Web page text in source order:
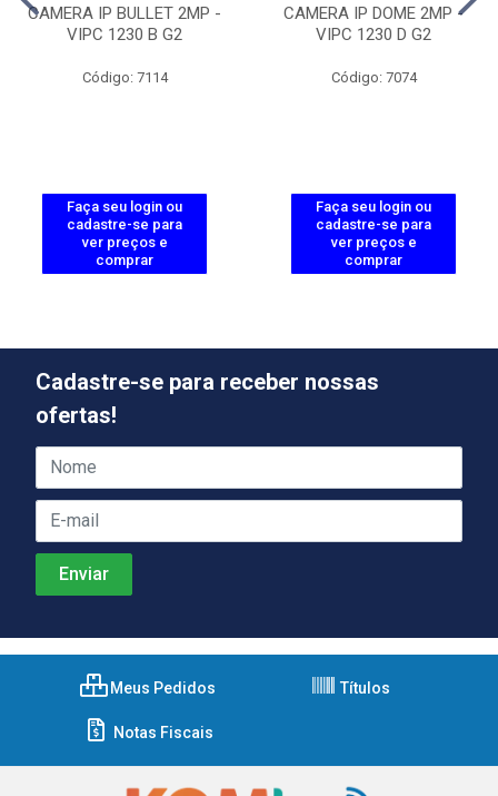
CAMERA IP BULLET 2MP -
VIPC 1230 B G2
Código: 7114
Faça seu login ou
cadastre-se para
ver preços e
comprar
CAMERA IP DOME 2MP -
VIPC 1230 D G2
Código: 7074
Faça seu login ou
cadastre-se para
ver preços e
comprar
Cadastre-se para receber nossas
ofertas!
Meus Pedidos Títulos
Notas Fiscais